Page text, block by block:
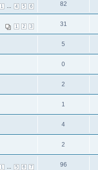
1 4 5 6 82
1 2 3 31
5
0
2
1
4
2
1 5 6 7 96